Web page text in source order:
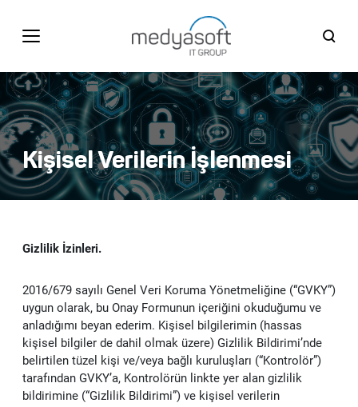
BİZE ULAŞIN
Türkçe
Türkçe
English
KURUMSAL
Tarihçe
İlklerimiz
Kalite Belgelerimiz
Haberler
Kullanıcı Deneyimi (UX) ve Kullanıcı Arayüz (UI)
Tasarım
Web Sitesi ve Portal Çözümleri
B2C-B2B E-Ticaret Yazılımları
SAP Kurumsal Uygulama Yazılımları
S/4HANA ERP
SAP Müşteri Deneyimi (CX) Çözümleri: C/4HANA
Bulut Tabanlı Entegre İş Uygulamaları
e-Şirket
Lisanslama Çözümleri
Unigate DXP - Dijital Deneyim Platformu
Vendorside - Tedarikçi Yönetim Sistemi
Delicious - Gıda Sektörüne Özel SAP S/4HANA Çözümü
MÜŞTERİLERİMİZ
BAŞARILARIMIZ
Kişisel Verilerin İşlenmesi
Gizlilik İzinleri.
2016/679 sayılı Genel Veri Koruma Yönetmeliğine (“GVKY”)
uygun olarak, bu Onay Formunun içeriğini okuduğumu ve
anladığımı beyan ederim. Kişisel bilgilerimin (hassas
kişisel bilgiler de dahil olmak üzere) Gizlilik Bildirimi’nde
belirtilen tüzel kişi ve/veya bağlı kuruluşları (“Kontrolör”)
tarafından GVKY’a, Kontrolörün linkte yer alan gizlilik
bildirimine (“Gizlilik Bildirimi”) ve kişisel verilerin